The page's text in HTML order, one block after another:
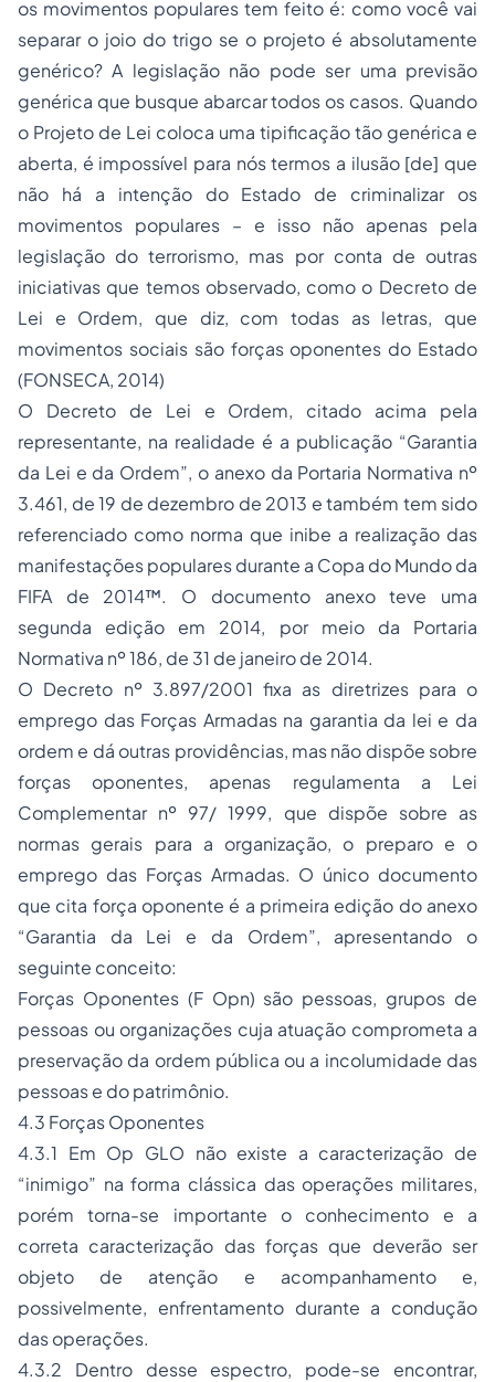
os movimentos populares tem feito é: como você vai
separar o joio do trigo se o projeto é absolutamente
genérico? A legislação não pode ser uma previsão
genérica que busque abarcar todos os casos. Quando
o Projeto de Lei coloca uma tipificação tão genérica e
aberta, é impossível para nós termos a ilusão [de] que
não há a intenção do Estado de criminalizar os
movimentos populares – e isso não apenas pela
legislação do terrorismo, mas por conta de outras
iniciativas que temos observado, como o Decreto de
Lei e Ordem, que diz, com todas as letras, que
movimentos sociais são forças oponentes do Estado
(FONSECA, 2014)
O Decreto de Lei e Ordem, citado acima pela
representante, na realidade é a publicação “Garantia
da Lei e da Ordem”, o anexo da Portaria Normativa nº
3.461, de 19 de dezembro de 2013 e também tem sido
referenciado como norma que inibe a realização das
manifestações populares durante a Copa do Mundo da
FIFA de 2014™. O documento anexo teve uma
segunda edição em 2014, por meio da Portaria
Normativa nº 186, de 31 de janeiro de 2014.
O Decreto nº 3.897/2001 fixa as diretrizes para o
emprego das Forças Armadas na garantia da lei e da
ordem e dá outras providências, mas não dispõe sobre
forças oponentes, apenas regulamenta a Lei
Complementar nº 97/ 1999, que dispõe sobre as
normas gerais para a organização, o preparo e o
emprego das Forças Armadas. O único documento
que cita força oponente é a primeira edição do anexo
“Garantia da Lei e da Ordem”, apresentando o
seguinte conceito:
Forças Oponentes (F Opn) são pessoas, grupos de
pessoas ou organizações cuja atuação comprometa a
preservação da ordem pública ou a incolumidade das
pessoas e do patrimônio.
4.3 Forças Oponentes
4.3.1 Em Op GLO não existe a caracterização de
“inimigo” na forma clássica das operações militares,
porém torna-se importante o conhecimento e a
correta caracterização das forças que deverão ser
objeto de atenção e acompanhamento e,
possivelmente, enfrentamento durante a condução
das operações.
4.3.2 Dentro desse espectro, pode-se encontrar,